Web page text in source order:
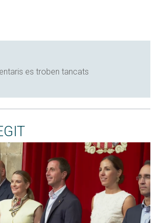
es troben tancats